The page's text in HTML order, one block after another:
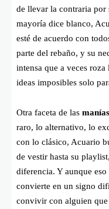
de llevar la contraria por
mayoría dice blanco,
esté de acuerdo con
parte del rebaño, y su
intensa que a veces
ideas imposibles solo
Otra faceta de las
raro, lo alternativo, lo
con lo clásico, Acuario
de vestir hasta su
diferencia. Y aunque
convierte en un signo
convivir con alguien